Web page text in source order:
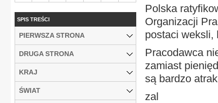
Polska
Organizacji
postaci weksli,
Pracodawca
zamiast
są bardzo
zal
SPIS TREŚCI
PIERWSZA STRONA
DRUGA STRONA
KRAJ
ŚWIAT